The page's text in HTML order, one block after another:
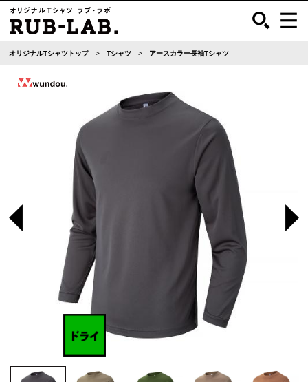
オリジナルTシャツトップ Tシャツ アースカラー長袖Tシャツ